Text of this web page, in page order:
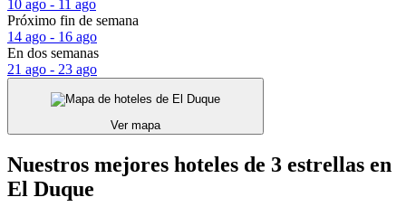
10 ago - 11 ago
Próximo fin de semana
14 ago - 16 ago
En dos semanas
21 ago - 23 ago
Ver mapa
Nuestros mejores hoteles de 3 estrellas en
El Duque